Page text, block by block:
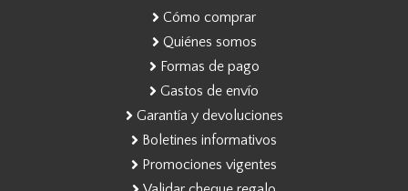
Cómo comprar
Quiénes somos
Formas de pago
Gastos de envío
Garantía y devoluciones
Boletines informativos
Promociones vigentes